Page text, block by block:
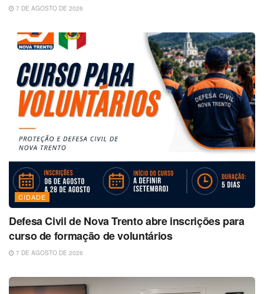
7 DE AGOSTO DE 2026
CIDADE
Defesa Civil de Nova Trento abre inscrições para
curso de formação de voluntários
7 DE AGOSTO DE 2026